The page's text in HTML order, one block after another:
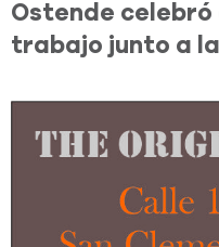
Ostende
trabajo junto a